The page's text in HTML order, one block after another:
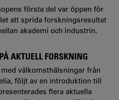
första del var öppen för
att sprida forskningsresultat
akademi och industrin.
AKTUELL FORSKNING
välkomsthälsningar från
följt av en introduktion till
flera aktuella